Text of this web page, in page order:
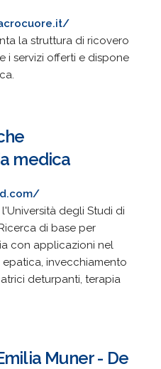
la struttura di ricovero
i servizi offerti e dispone
medica
degli Studi di
di base per
con applicazioni nel
invecchiamento
deturpanti, terapia
Muner - De